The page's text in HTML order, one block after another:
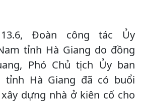
Đoàn công tác Ủy
tỉnh Hà Giang do đồng
Phó Chủ tịch Ủy ban
tỉnh Hà Giang đã có buổi
dựng nhà ở kiên cố cho